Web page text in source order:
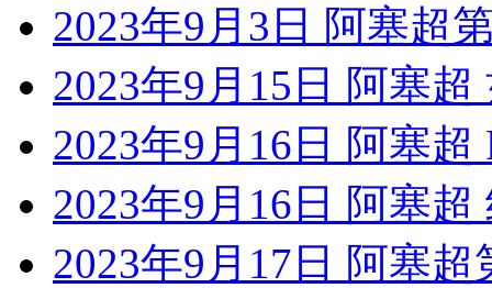
2023年9月3日 阿塞超
2023年9月15日 阿塞
2023年9月16日 阿塞
2023年9月16日 阿塞
2023年9月17日 阿塞